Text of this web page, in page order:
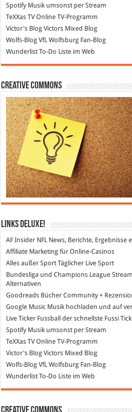
SpotifyMusik umsonst per Stream
TeXXas TVOnline TV-Programm
Victor's Blog Victors Mixed Blog
Wolfs-Blog VfL Wolfsburg Fan-Blog
WunderlistTo-Do Liste im Web
Creative Commons
Links DeLuXe!
AF Insider NFL News, Berichte, Ergebnisse
Affiliate Marketing für Online-Casinos
Alles außer Sport Täglicher Live Sport
Bundesliga und Champions League
Alternativen
Goodreads Bücher Community +
Google Music Musik hochladen und auf
Live Ticker Fussball
der schnellste Fussi
SpotifyMusik umsonst per Stream
TeXXas TVOnline TV-Programm
Victor's Blog Victors Mixed Blog
Wolfs-Blog VfL Wolfsburg Fan-Blog
Wunderlist To-Do Liste im Web